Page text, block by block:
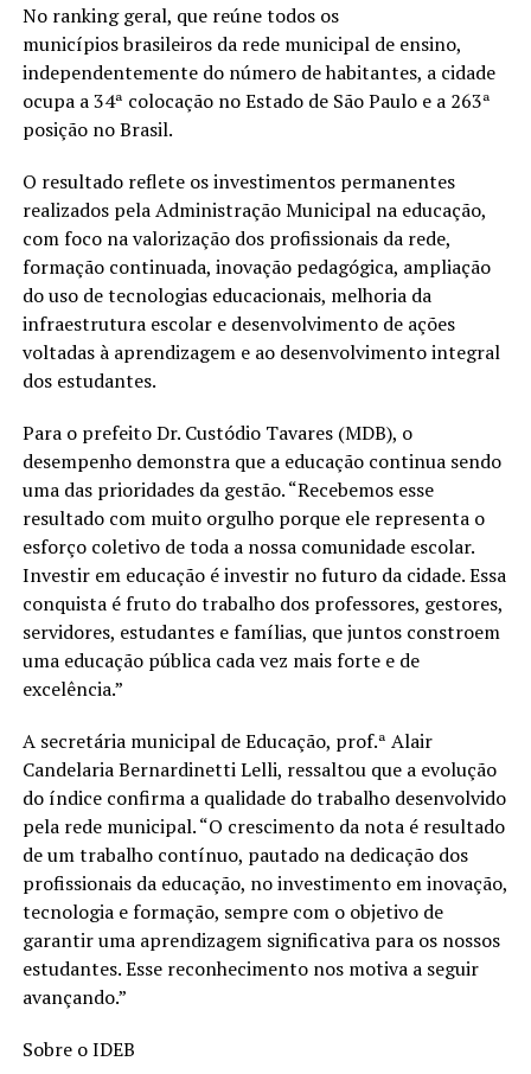
No ranking geral, que reúne todos os
municípios brasileiros da rede municipal de ensino,
independentemente do número de habitantes, a cidade
ocupa a 34ª colocação no Estado de São Paulo e a 263ª
posição no Brasil.
O resultado reflete os investimentos permanentes
realizados pela Administração Municipal na educação,
com foco na valorização dos profissionais da rede,
formação continuada, inovação pedagógica, ampliação
do uso de tecnologias educacionais, melhoria da
infraestrutura escolar e desenvolvimento de ações
voltadas à aprendizagem e ao desenvolvimento integral
dos estudantes.
Para o prefeito Dr. Custódio Tavares (MDB), o
desempenho demonstra que a educação continua sendo
uma das prioridades da gestão. “Recebemos esse
resultado com muito orgulho porque ele representa o
esforço coletivo de toda a nossa comunidade escolar.
Investir em educação é investir no futuro da cidade. Essa
conquista é fruto do trabalho dos professores, gestores,
servidores, estudantes e famílias, que juntos constroem
uma educação pública cada vez mais forte e de
excelência.”
A secretária municipal de Educação, prof.ª Alair
Candelaria Bernardinetti Lelli, ressaltou que a evolução
do índice confirma a qualidade do trabalho desenvolvido
pela rede municipal. “O crescimento da nota é resultado
de um trabalho contínuo, pautado na dedicação dos
profissionais da educação, no investimento em inovação,
tecnologia e formação, sempre com o objetivo de
garantir uma aprendizagem significativa para os nossos
estudantes. Esse reconhecimento nos motiva a seguir
avançando.”
Sobre o IDEB